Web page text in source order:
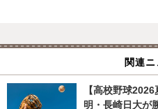
関連ニ
【高校野球
明・長崎日大が